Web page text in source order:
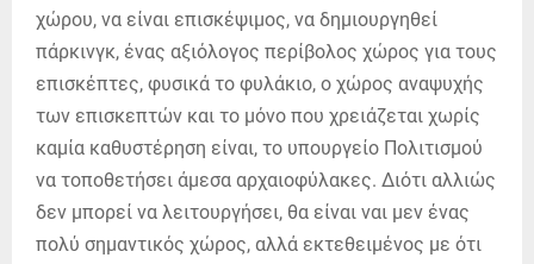
χώρου, να είναι επισκέψιμος, να δημιουργηθεί
πάρκινγκ, ένας αξιόλογος περίβολος χώρος για τους
επισκέπτες, φυσικά το φυλάκιο, ο χώρος αναψυχής
των επισκεπτών και το μόνο που χρειάζεται χωρίς
καμία καθυστέρηση είναι, το υπουργείο Πολιτισμού
να τοποθετήσει άμεσα αρχαιοφύλακες. Διότι αλλιώς
δεν μπορεί να λειτουργήσει, θα είναι ναι μεν ένας
πολύ σημαντικός χώρος, αλλά εκτεθειμένος με ότι